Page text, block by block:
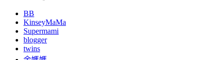
BB
KinseyMaMa
Supermami
blogger
twins